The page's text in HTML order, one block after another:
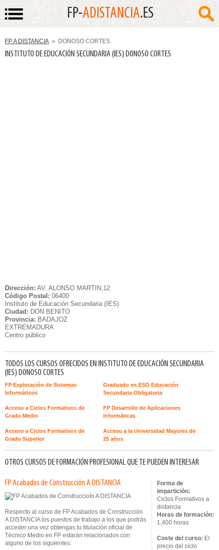
FP-ADISTANCIA.ES
FP A DISTANCIA » DONOSO CORTES
INSTITUTO DE EDUCACIÓN SECUNDARIA (IES) DONOSO CORTES
Dirección: AV. ALONSO MARTIN,12
Código Postal: 06400
Instituto de Educación Secundaria (IES)
Ciudad: DON BENITO
Provincia: BADAJOZ
EXTREMADURA
Centro público
TODOS LOS CURSOS OFRECIDOS EN INSTITUTO DE EDUCACIÓN SECUNDARIA
(IES) DONOSO CORTES
FP Explotación de Sistemas
Informáticos
Graduado en ESO Educación
Secundaria Obligatoria
Acceso a Ciclos Formativos de
Grado Medio
FP Desarrollo de Aplicaciones
Informáticas
Acceso a Ciclos Formativos de
Grado Superior
Acceso a la Universidad Mayores de
25 años
OTROS CURSOS DE FORMACIÓN PROFESIONAL QUE TE PUEDEN INTERESAR
FP Acabados de Construcción A DISTANCIA
Respecto al curso de FP Acabados de Construcción
A DISTANCIA los puestos de trabajo a los que podrás
acceder una vez obtengas tu titulación oficial de
Técnico Medio en FP estarán relacionados con
alguno de los siguientes:
Forma de
impartición:
Ciclos Formativos a
distancia
Horas de formación:
1,400 horas
Coste del curso: El
precio del ciclo